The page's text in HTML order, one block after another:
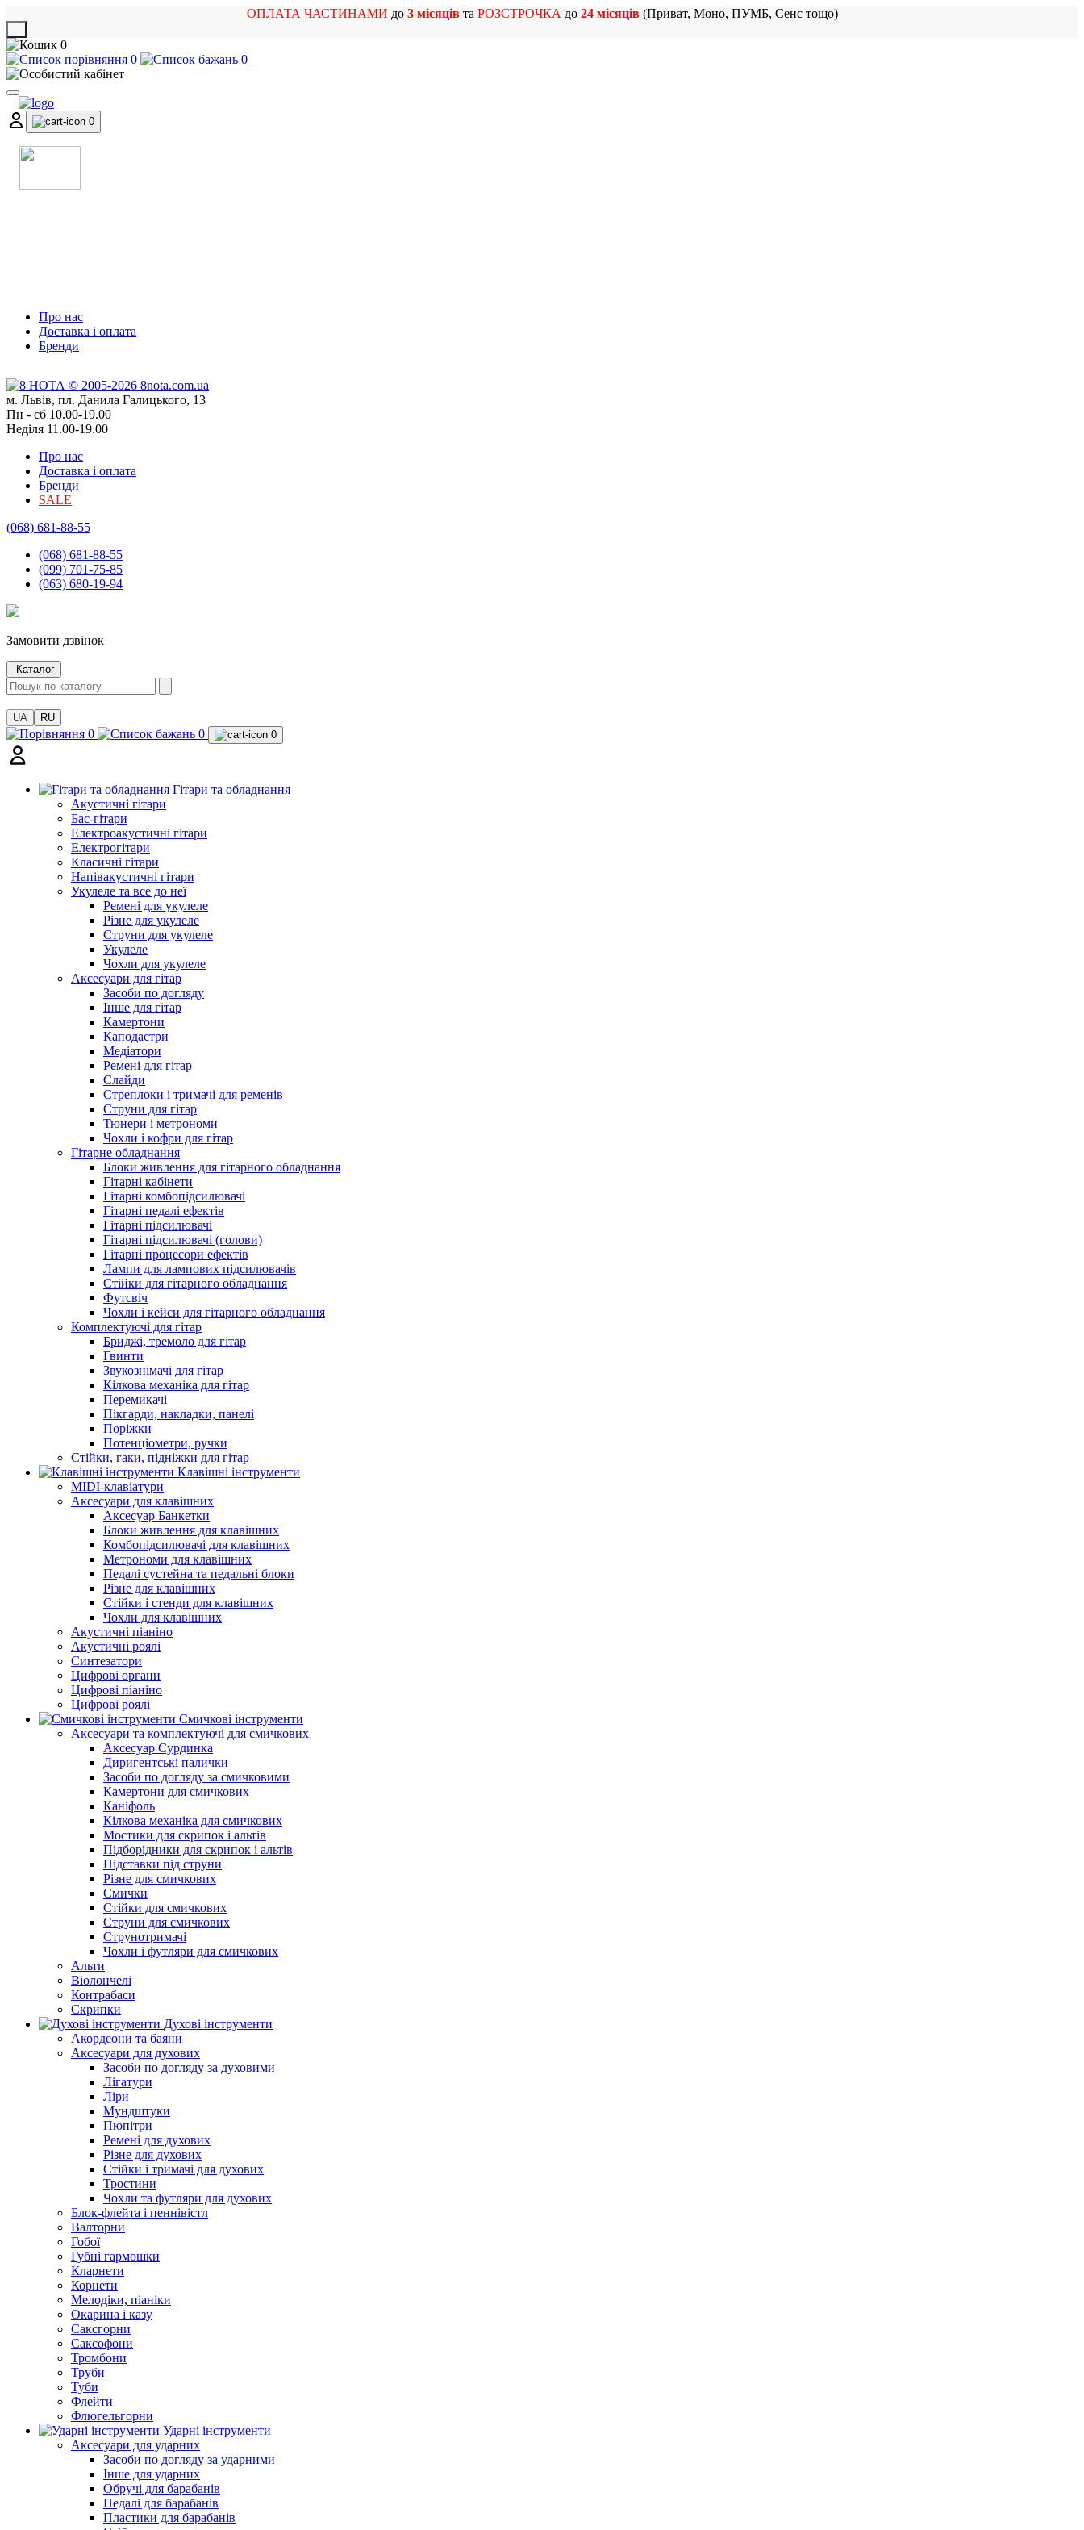
ОПЛАТА ЧАСТИНАМИ до 3 місяцівта РОЗСТРОЧКА до 24 місяців(Приват, Моно, ПУМБ, Сенс тощо)
0
0
0
0
Про нас
Доставка і оплата
Бренди
м. Львів, пл. Данила Галицького, 13
Пн - сб 10.00-19.00
Неділя 11.00-19.00
Про нас
Доставка і оплата
Бренди
SALE
(068) 681-88-55
(068) 681-88-55
(099) 701-75-85
(063) 680-19-94
Замовити дзвінок
Каталог
UA RU
0 0 0
Гітари та обладнання
Акустичні гітари
Бас-гітари
Електроакустичні гітари
Електрогітари
Класичні гітари
Напівакустичні гітари
Укулеле та все до неї
Ремені для укулеле
Різне для укулеле
Струни для укулеле
Укулеле
Чохли для укулеле
Аксесуари для гітар
Засоби по догляду
Інше для гітар
Камертони
Каподастри
Медіатори
Ремені для гітар
Слайди
Стреплоки і тримачі для ременів
Струни для гітар
Тюнери і метрономи
Чохли і кофри для гітар
Гітарне обладнання
Блоки живлення для гітарного обладнання
Гітарні кабінети
Гітарні комбопідсилювачі
Гітарні педалі ефектів
Гітарні підсилювачі
Гітарні підсилювачі (голови)
Гітарні процесори ефектів
Лампи для лампових підсилювачів
Стійки для гітарного обладнання
Футсвіч
Чохли і кейси для гітарного обладнання
Комплектуючі для гітар
Бриджі, тремоло для гітар
Гвинти
Звукознімачі для гітар
Кілкова механіка для гітар
Перемикачі
Пікгарди, накладки, панелі
Поріжки
Потенціометри, ручки
Стійки, гаки, підніжки для гітар
Клавішні інструменти
MIDI-клавіатури
Аксесуари для клавішних
Аксесуар Банкетки
Блоки живлення для клавішних
Комбопідсилювачі для клавішних
Метрономи для клавішних
Педалі сустейна та педальні блоки
Різне для клавішних
Стійки і стенди для клавішних
Чохли для клавішних
Акустичні піаніно
Акустичні роялі
Синтезатори
Цифрові органи
Цифрові піаніно
Цифрові роялі
Смичкові інструменти
Аксесуари та комплектуючі для смичкових
Аксесуар Сурдинка
Диригентські палички
Засоби по догляду за смичковими
Камертони для смичкових
Каніфоль
Кілкова механіка для смичкових
Мостики для скрипок і альтів
Підборiдники для скрипок і альтів
Підставки під струни
Різне для смичкових
Смички
Стійки для смичкових
Струни для смичкових
Струнотримачі
Чохли і футляри для смичкових
Альти
Віолончелі
Контрабаси
Скрипки
Духові інструменти
Акордеони та баяни
Аксесуари для духових
Засоби по догляду за духовими
Лігатури
Ліри
Мундштуки
Пюпітри
Ремені для духових
Різне для духових
Стійки і тримачі для духових
Тростини
Чохли та футляри для духових
Блок-флейта і пеннівістл
Валторни
Гобої
Губні гармошки
Кларнети
Корнети
Мелодіки, піаніки
Окарина і казу
Саксгорни
Саксофони
Тромбони
Труби
Туби
Флейти
Флюгельгорни
Ударні інструменти
Аксесуари для ударних
Засоби по догляду за ударними
Інше для ударних
Обручі для барабанів
Педалі для барабанів
Пластики для барабанів